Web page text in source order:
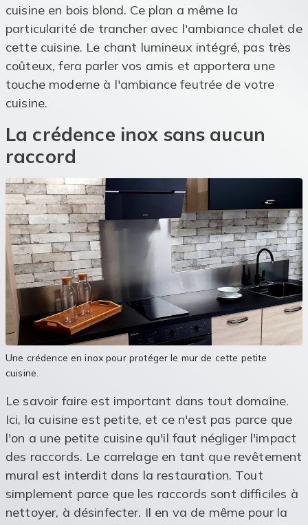
cuisine en bois blond. Ce plan a même la
particularité de trancher avec l'ambiance chalet de
cette cuisine. Le chant lumineux intégré, pas très
coûteux, fera parler vos amis et apportera une
touche moderne à l'ambiance feutrée de votre
cuisine.
La crédence inox sans aucun
raccord
Une crédence en inox pour protéger le mur de cette petite
cuisine.
Le savoir faire est important dans tout domaine.
Ici, la cuisine est petite, et ce n'est pas parce que
l'on a une petite cuisine qu'il faut négliger l'impact
des raccords. Le carrelage en tant que revêtement
mural est interdit dans la restauration. Tout
simplement parce que les raccords sont difficiles à
nettoyer, à désinfecter. Il en va de même pour la